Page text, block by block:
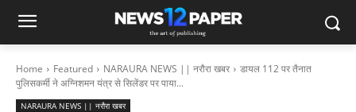
Home Featured NARAURA NEWS || नरौरा खबर
डायल 112 पर तैनात
पुलिसकर्मी ने अग्निशमन यंत्र से सिलेंडर पर पाया...
NARAURA NEWS || नरौरा खबर